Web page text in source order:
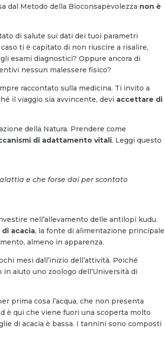
dal Metodo della Bioconsapevolezza non è
di salute sui dati dei tuoi parametri
ti è capitato di non riuscire a risalire,
esami diagnostici? Oppure ancora di
nessun malessere fisico?
raccontato sulla medicina. Ti invito a
il viaggio sia avvincente, devi accettare di
della Natura. Prendere come
di adattamento vitali. Leggi questo
e che forse dai per scontato
nell’allevamento delle antilopi kudu.
di acacia, la fonte di alimentazione principale
almeno in apparenza.
mesi dall’inizio dell’attività. Poiché
aiuto uno zoologo dell’Università di
prima cosa l’acqua, che non presenta
è qui che viene fuori una scoperta molto
di acacia è bassa. I tannini sono composti